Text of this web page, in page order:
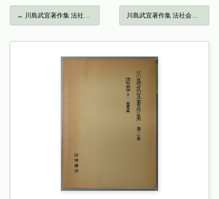
← 川島武宜著作集 法社会学１… 川島武宜著作集 法社会学３… →